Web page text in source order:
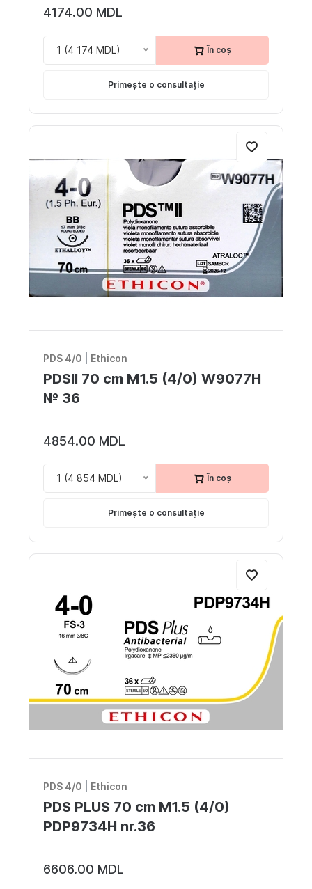
4174.00 MDL
1 (4 174 MDL) În coș
Primește o consultație
PDS 4/0 Ethicon
PDSII 70 cm M1.5 (4/0) W9077H
№ 36
4854.00 MDL
1 (4 854 MDL) În coș
Primește o consultație
PDS 4/0 Ethicon
PDS PLUS 70 cm M1.5 (4/0)
PDP9734H nr.36
6606.00 MDL